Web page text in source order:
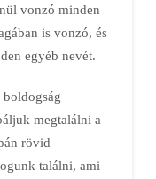
vonzó minden
is vonzó, és
egyéb nevét.
megtalálni a
rövid
találni, ami